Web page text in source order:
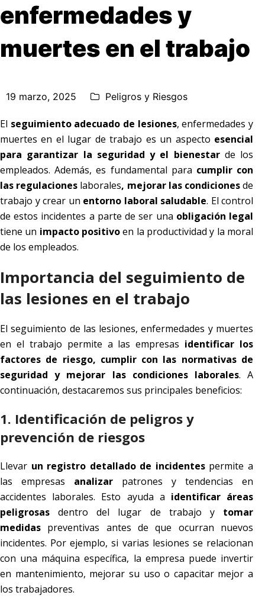
enfermedades y
muertes en el trabajo
19 marzo, 2025 Peligros y Riesgos
El seguimiento adecuado de lesiones, enfermedades y
muertes en el lugar de trabajo es un aspecto esencial
para garantizar la seguridad y el bienestarde los
empleados. Además, es fundamental para cumplir con
las regulaciones laborales, mejorar las condicionesde
trabajo y crear un entorno laboral saludable. El control
de estos incidentes a parte de ser una obligación legal
tiene un impacto positivoen la productividad y la moral
de los empleados.
Importancia del seguimiento de
las lesiones en el trabajo
El seguimiento de las lesiones, enfermedades y muertes
en el trabajo permite a las empresas identificar los
factores de riesgo, cumplir con las normativas de
seguridad y mejorar las condiciones laborales. A
continuación, destacaremos sus principales beneficios:
1. Identificación de peligros y
prevención de riesgos
Llevar un registro detallado de incidentespermite a
las empresas analizar patrones y tendencias en
accidentes laborales. Esto ayuda a identificar áreas
peligrosasdentro del lugar de trabajo y tomar
medidas preventivas antes de que ocurran nuevos
incidentes. Por ejemplo, si varias lesiones se relacionan
con una máquina específica, la empresa puede invertir
en mantenimiento, mejorar su uso o capacitar mejor a
los trabajadores.